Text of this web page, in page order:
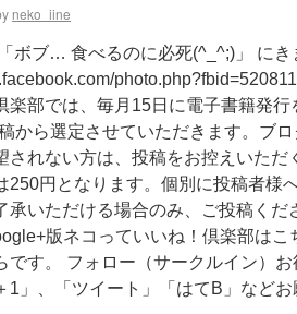
neko_iine
ボブ… 食べるのに必死(^_^;)」 に
楽部では、毎月15日に電子書籍発
から選定させていただきます。ブ
されない方は、投稿をお控えいただ
250円となります。個別に投稿者様
承いただける場合のみ、ご投稿くだ
版ネコっていいね！倶楽部は
です。 フォロー（サークルイン）お
1」、「ツイート」「はてB」など